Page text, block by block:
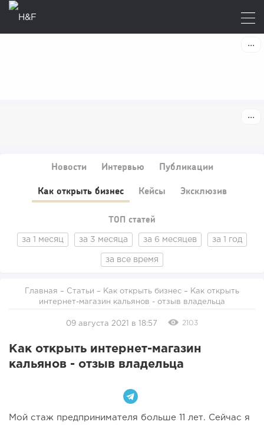
Новости Интервью Публикации
Как открыть бизнес Кейсы Эксклюзив
ТОП статей
за 1 месяц за 3 месяца за 6 месяцев за 1 год
за все время
Главная – Статьи – Как открыть бизнес
интернет-магазин кальянов - отзыв владельца
09 августа 2021 в 18:57 2103
Как открыть интернет-магазин
кальянов - отзыв владельца
Мой стаж предпринимателя больше 11 лет. Сейчас я